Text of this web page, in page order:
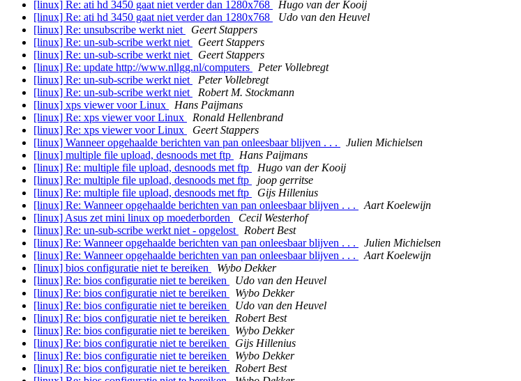
[linux] Re: ati hd 3450 gaat niet verder dan 1280x768
Hugo van der Kooij
[linux] Re: ati hd 3450 gaat niet verder dan 1280x768
Udo van den Heuvel
[linux] Re: unsubscribe werkt niet
Geert Stappers
[linux] Re: un-sub-scribe werkt niet
Geert Stappers
[linux] Re: un-sub-scribe werkt niet
Geert Stappers
[linux] Re: update http://www.nllgg.nl/computers
Peter Vollebregt
[linux] Re: un-sub-scribe werkt niet
Peter Vollebregt
[linux] Re: un-sub-scribe werkt niet
Robert M. Stockmann
[linux] xps viewer voor Linux
Hans Paijmans
[linux] Re: xps viewer voor Linux
Ronald Hellenbrand
[linux] Re: xps viewer voor Linux
Geert Stappers
[linux] Wanneer opgehaalde berichten van pan onleesbaar blijven . . .
Julien Michielsen
[linux] multiple file upload, desnoods met ftp
Hans Paijmans
[linux] Re: multiple file upload, desnoods met ftp
Hugo van der Kooij
[linux] Re: multiple file upload, desnoods met ftp
joop gerritse
[linux] Re: multiple file upload, desnoods met ftp
Gijs Hillenius
[linux] Re: Wanneer opgehaalde berichten van pan onleesbaar blijven . . .
Aart Koelewijn
[linux] Asus zet mini linux op moederborden
Cecil Westerhof
[linux] Re: un-sub-scribe werkt niet - opgelost
Robert Best
[linux] Re: Wanneer opgehaalde berichten van pan onleesbaar blijven . . .
Julien Michielsen
[linux] Re: Wanneer opgehaalde berichten van pan onleesbaar blijven . . .
Aart Koelewijn
[linux] bios configuratie niet te bereiken
Wybo Dekker
[linux] Re: bios configuratie niet te bereiken
Udo van den Heuvel
[linux] Re: bios configuratie niet te bereiken
Wybo Dekker
[linux] Re: bios configuratie niet te bereiken
Udo van den Heuvel
[linux] Re: bios configuratie niet te bereiken
Robert Best
[linux] Re: bios configuratie niet te bereiken
Wybo Dekker
[linux] Re: bios configuratie niet te bereiken
Gijs Hillenius
[linux] Re: bios configuratie niet te bereiken
Wybo Dekker
[linux] Re: bios configuratie niet te bereiken
Robert Best